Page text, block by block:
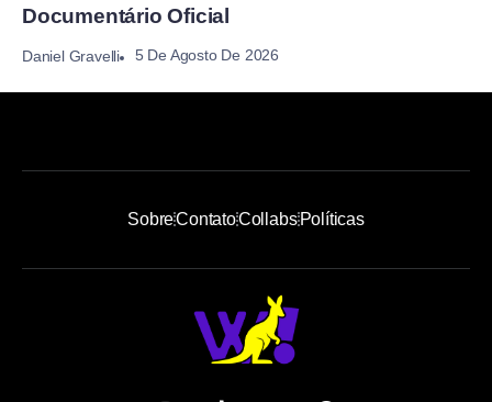
Documentário Oficial
Daniel Gravelli 5 De Agosto De 2026
SobreContatoCollabsPolíticas